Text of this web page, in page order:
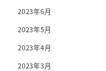
2023年6月
2023年5月
2023年4月
2023年3月